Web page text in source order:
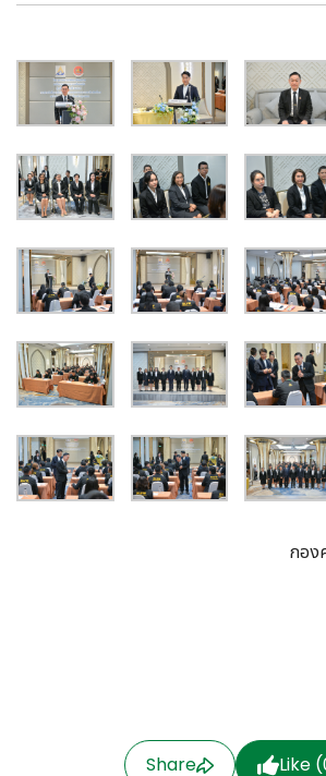
กอง
Share Like (